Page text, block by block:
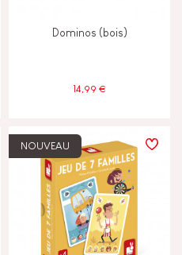
Dominos (bois)
14,99 €
NOUVEAU